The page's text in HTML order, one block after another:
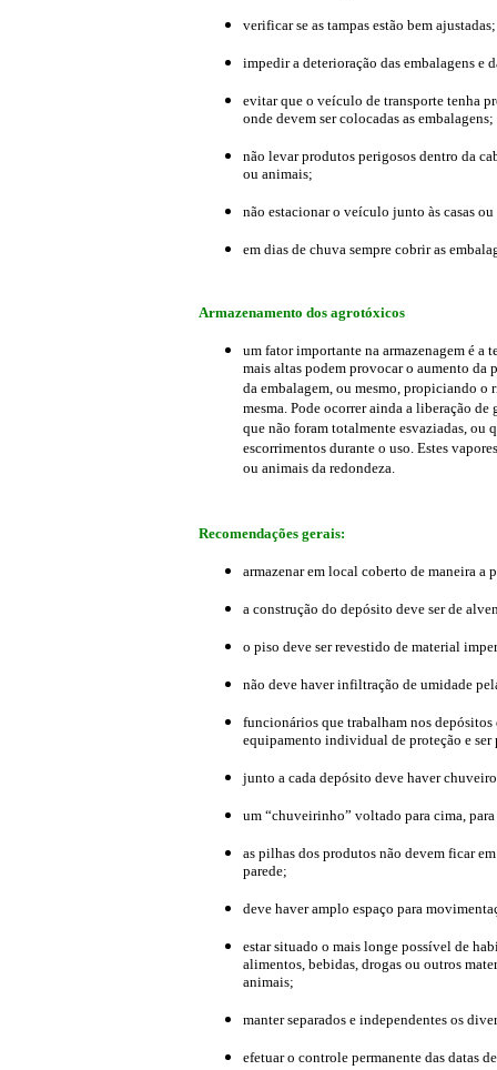
verificar se as tampas estão bem ajustadas;
impedir a deterioração das embalagens e
evitar que o veículo de transporte tenha
onde devem ser colocadas as embalagens;
não levar produtos perigosos dentro da
ou animais;
não estacionar o veículo junto às casas
em dias de chuva sempre cobrir as
Armazenamento dos agrotóxicos
um fator importante na armazenagem é a
mais altas podem provocar o aumento da
da embalagem, ou mesmo, propiciando o
mesma. Pode ocorrer ainda a liberação
que não foram totalmente esvaziadas, ou
escorrimentos durante o uso. Estes
ou animais da redondeza.
Recomendações gerais:
armazenar em local coberto de maneira a
a construção do depósito deve ser de
o piso deve ser revestido de material
não deve haver infiltração de umidade
funcionários que trabalham nos depósitos
equipamento individual de proteção e ser
junto a cada depósito deve haver
um “chuveirinho” voltado para cima,
as pilhas dos produtos não devem ficar
parede;
deve haver amplo espaço para
estar situado o mais longe possível de
alimentos, bebidas, drogas ou outros
animais;
manter separados e independentes os
efetuar o controle permanente das datas